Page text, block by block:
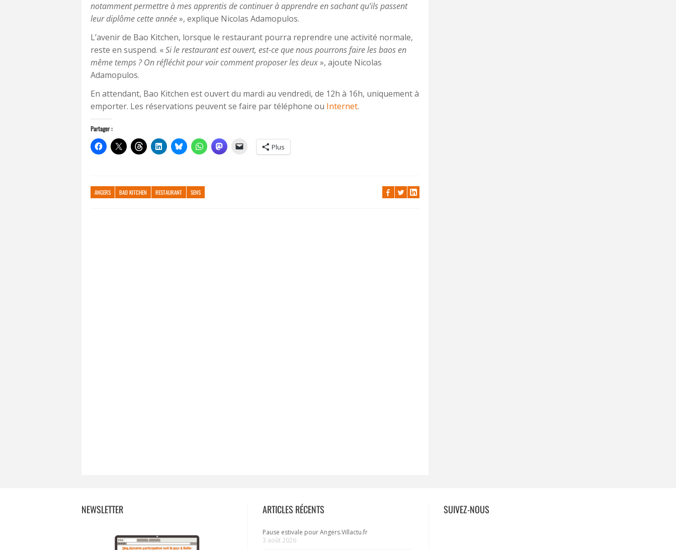
notamment permettre à mes apprentis de continuer à apprendre en sachant qu’ils passent
leur diplôme cette année», explique Nicolas Adamopulos.
L’avenir de Bao Kitchen, lorsque le restaurant pourra reprendre une activité normale,
reste en suspend. «Si le restaurant est ouvert, est-ce que nous pourrons faire les baos en
même temps ? On réfléchit pour voir comment proposer les deux», ajoute Nicolas
Adamopulos.
En attendant, Bao Kitchen est ouvert du mardi au vendredi, de 12h à 16h, uniquement à
emporter. Les réservations peuvent se faire par téléphone ou Internet.
Partager :
Plus
ANGERS BAO KITCHEN RESTAURANT SENS
NEWSLETTER ARTICLES RÉCENTS
Pause estivale pour Angers.Villactu.fr
3 août 2026
SUIVEZ-NOUS